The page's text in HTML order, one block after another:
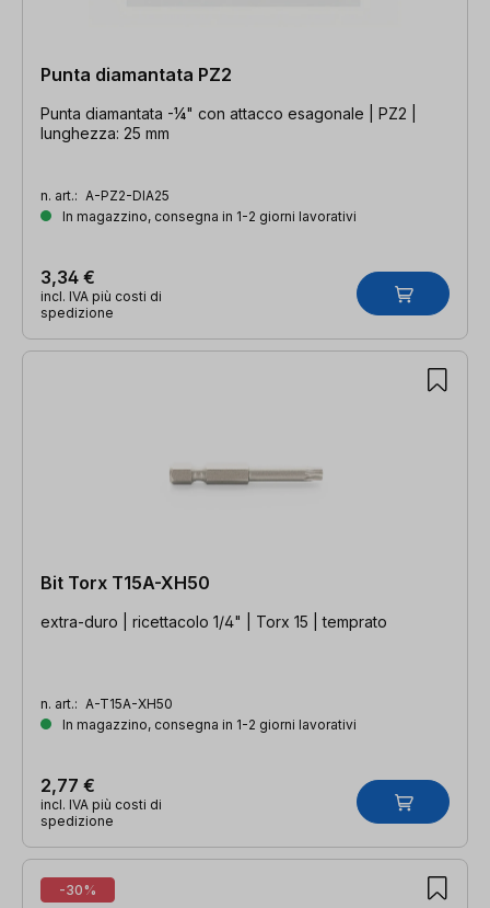
Punta diamantata PZ2
Punta diamantata -¼" con attacco esagonale | PZ2 |
lunghezza: 25 mm
n. art.: A-PZ2-DIA25
In magazzino, consegna in 1-2 giorni lavorativi
3,34 €
incl. IVA più costi di
spedizione
Bit Torx T15A-XH50
extra-duro | ricettacolo 1/4" | Torx 15 | temprato
n. art.: A-T15A-XH50
In magazzino, consegna in 1-2 giorni lavorativi
2,77 €
incl. IVA più costi di
spedizione
-30%